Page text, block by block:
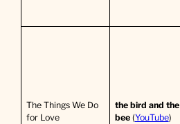
The Things We Do
for Love
the bird and the
bee(YouTube)